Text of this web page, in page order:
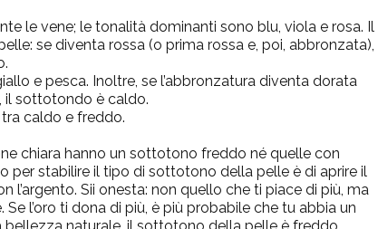
le vene; le tonalità dominanti sono blu, viola e rosa. Il
se diventa rossa (o prima rossa e, poi, abbronzata),
e pesca. Inoltre, se l’abbronzatura diventa dorata
il sottotondo è caldo.
caldo e freddo.
chiara hanno un sottotono freddo né quelle con
per stabilire il tipo di sottotono della pelle è di aprire il
l’argento. Sii onesta: non quello che ti piace di più, ma
l’oro ti dona di più, è più probabile che tu abbia un